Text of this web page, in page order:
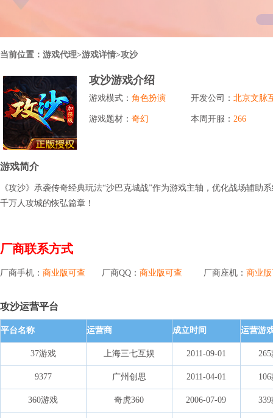
全新UI上线，引流新利器
当前位置： 游戏代理>游戏详情>攻沙
攻沙游戏介绍
游戏模式： 角色扮演 开发公司： 北京文脉
游戏题材： 奇幻 本周开服： 266
游戏简介
《攻沙》承袭传奇经典玩法“沙巴克城战”作为游戏主轴，优化战场辅
千万人攻城的恢弘篇章！
厂商联系方式
厂商手机： 商业版可查 厂商QQ： 商业版可查 厂商座机： 商业
攻沙运营平台
平台名称 运营商 成立时间 运营游
37游戏 上海三七互娱 2011-09-01
9377 广州创思 2011-04-01
360游戏 奇虎360 2006-07-09